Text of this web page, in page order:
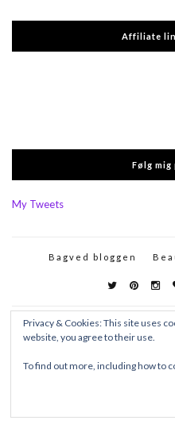
Affiliate
Følg
My Tweets
Bagved bloggen
Privacy & Cookies: This site uses
website, you agree to their use.
To find out more, including how to